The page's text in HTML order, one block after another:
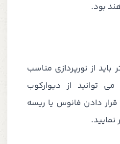
بود.
از نورپردازی مناسب
توانید از دیوارکوب
قرار دادن فانوس یا ریسه